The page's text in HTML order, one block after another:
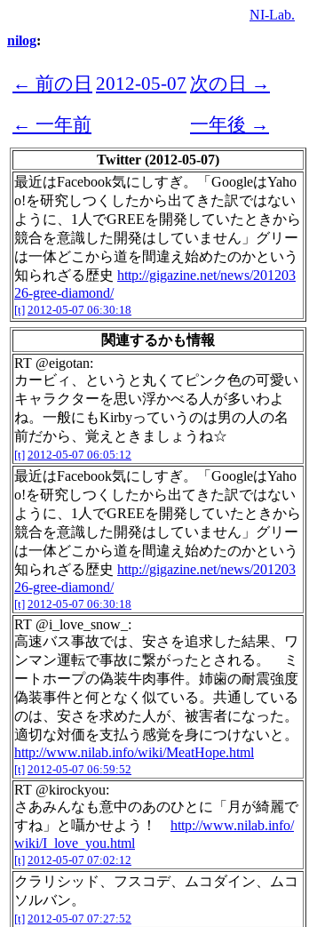
NI-Lab.
nilog:
← 前の日 2012-05-07 次の日 →
← 一年前
一年後 →
Twitter (2012-05-07)
最近はFacebook気にしすぎ。「GoogleはYaho
o!を研究しつくしたから出てきた訳ではない
ように、1人でGREEを開発していたときから
競合を意識した開発はしていません」グリー
は一体どこから道を間違え始めたのかという
知られざる歴史 http://gigazine.net/news/201203
26-gree-diamond/
[t] 2012-05-07 06:30:18
関連するかも情報
RT @eigotan:
カービィ、というと丸くてピンク色の可愛い
キャラクターを思い浮かべる人が多いわよ
ね。一般にもKirbyっていうのは男の人の名
前だから、覚えときましょうね☆
[t] 2012-05-07 06:05:12
最近はFacebook気にしすぎ。「GoogleはYaho
o!を研究しつくしたから出てきた訳ではない
ように、1人でGREEを開発していたときから
競合を意識した開発はしていません」グリー
は一体どこから道を間違え始めたのかという
知られざる歴史 http://gigazine.net/news/201203
26-gree-diamond/
[t] 2012-05-07 06:30:18
RT @i_love_snow_:
高速バス事故では、安さを追求した結果、ワ
ンマン運転で事故に繋がったとされる。 ミ
ートホープの偽装牛肉事件。姉歯の耐震強度
偽装事件と何となく似ている。共通している
のは、安さを求めた人が、被害者になった。
適切な対価を支払う感覚を身につけないと。
http://www.nilab.info/wiki/MeatHope.html
[t] 2012-05-07 06:59:52
RT @kirockyou:
さあみんなも意中のあのひとに「月が綺麗で
すね」と囁かせよう！ http://www.nilab.info/
wiki/I_love_you.html
[t] 2012-05-07 07:02:12
クラリシッド、フスコデ、ムコダイン、ムコ
ソルバン。
[t] 2012-05-07 07:27:52